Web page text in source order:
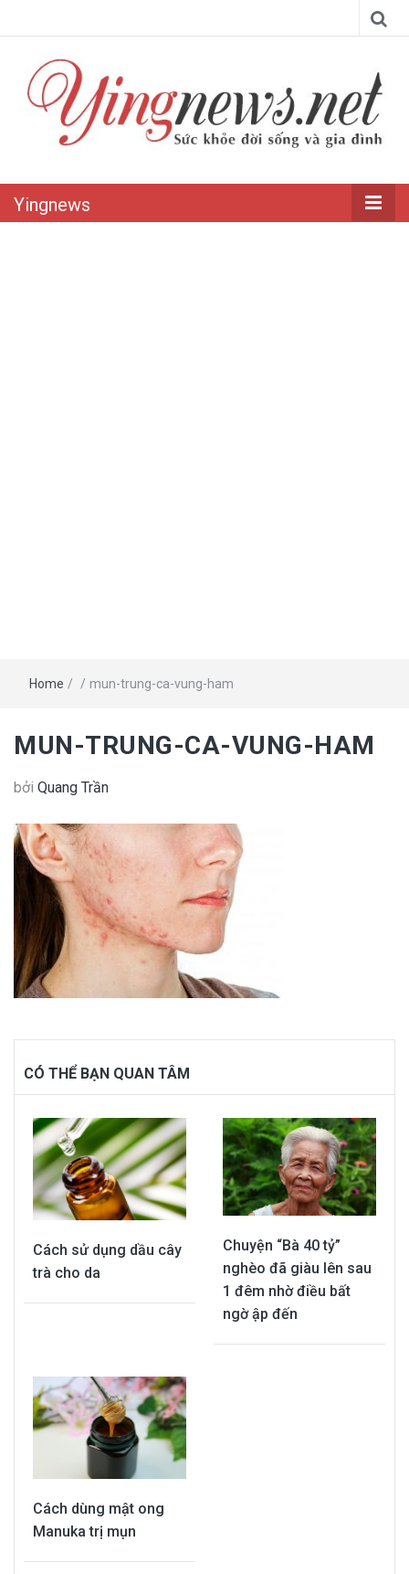
Yingnews
Home / / mun-trung-ca-vung-ham
MUN-TRUNG-CA-VUNG-HAM
bởi Quang Trần
CÓ THỂ BẠN QUAN TÂM
Cách sử dụng dầu cây
trà cho da
Chuyện “Bà 40 tỷ”
nghèo đã giàu lên sau
1 đêm nhờ điều bất
ngờ ập đến
Cách dùng mật ong
Manuka trị mụn